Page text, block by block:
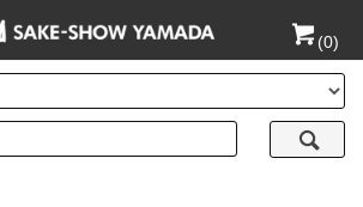
(0)